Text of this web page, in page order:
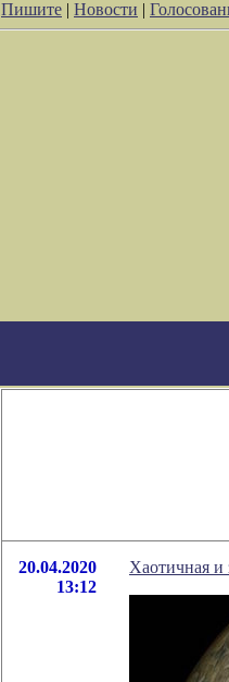
Пишите | Новости |
20.04.2020
13:12
Хаотичная